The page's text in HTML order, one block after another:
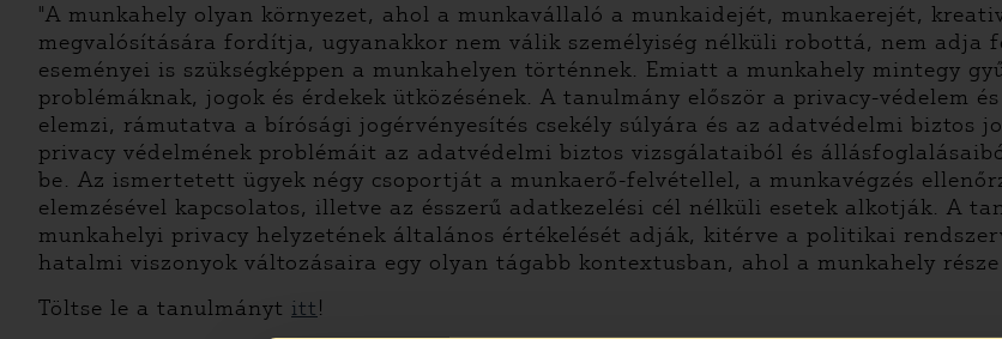
"A munkahely olyan környezet, ahol a munkavállaló a munkaidejét, munkaerejét,
megvalósítására fordítja, ugyanakkor nem válik személyiség nélküli robottá, nem adja
eseményei is szükségképpen a munkahelyen történnek. Emiatt a munkahely mintegy
problémáknak, jogok és érdekek ütközésének. A tanulmány először a privacy-védelem
elemzi, rámutatva a bírósági jogérvényesítés csekély súlyára és az adatvédelmi biztos
privacy védelmének problémáit az adatvédelmi biztos vizsgálataiból és
be. Az ismertetett ügyek négy csoportját a munkaerő-felvétellel, a munkavégzés
elemzésével kapcsolatos, illetve az ésszerű adatkezelési cél nélküli esetek alkotják. A
munkahelyi privacy helyzetének általános értékelését adják, kitérve a politikai
hatalmi viszonyok változásaira egy olyan tágabb kontextusban, ahol a munkahely
Töltse le a tanulmányt itt!